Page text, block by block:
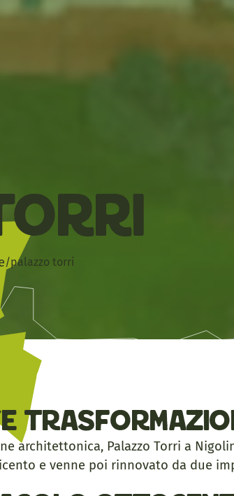
/palazzo torri
architettonica, Palazzo Torri a
e venne poi rinnovato da due